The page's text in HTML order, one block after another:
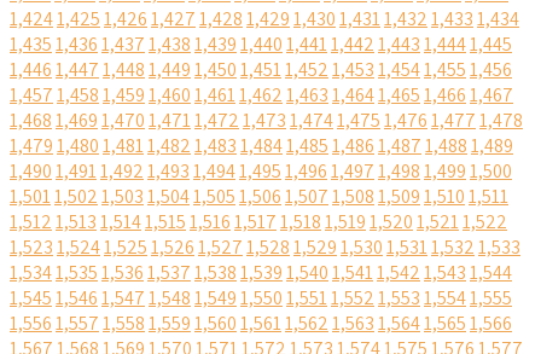
1,4241,4251,4261,4271,4281,4291,4301,4311,4321,4331,434
1,4351,4361,4371,4381,4391,4401,4411,4421,4431,4441,445
1,4461,4471,4481,4491,4501,4511,4521,4531,4541,4551,456
1,4571,4581,4591,4601,4611,4621,4631,4641,4651,4661,467
1,4681,4691,4701,4711,4721,4731,4741,4751,4761,4771,478
1,4791,4801,4811,4821,4831,4841,4851,4861,4871,4881,489
1,4901,4911,4921,4931,4941,4951,4961,4971,4981,4991,500
1,5011,5021,5031,5041,5051,5061,5071,5081,5091,5101,511
1,5121,5131,5141,5151,5161,5171,5181,5191,5201,5211,522
1,5231,5241,5251,5261,5271,5281,5291,5301,5311,5321,533
1,5341,5351,5361,5371,5381,5391,5401,5411,5421,5431,544
1,5451,5461,5471,5481,5491,5501,5511,5521,5531,5541,555
1,5561,5571,5581,5591,5601,5611,5621,5631,5641,5651,566